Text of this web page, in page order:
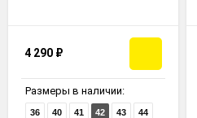
4 290 ₽
Размеры в наличии:
36 40 41 42 43 44